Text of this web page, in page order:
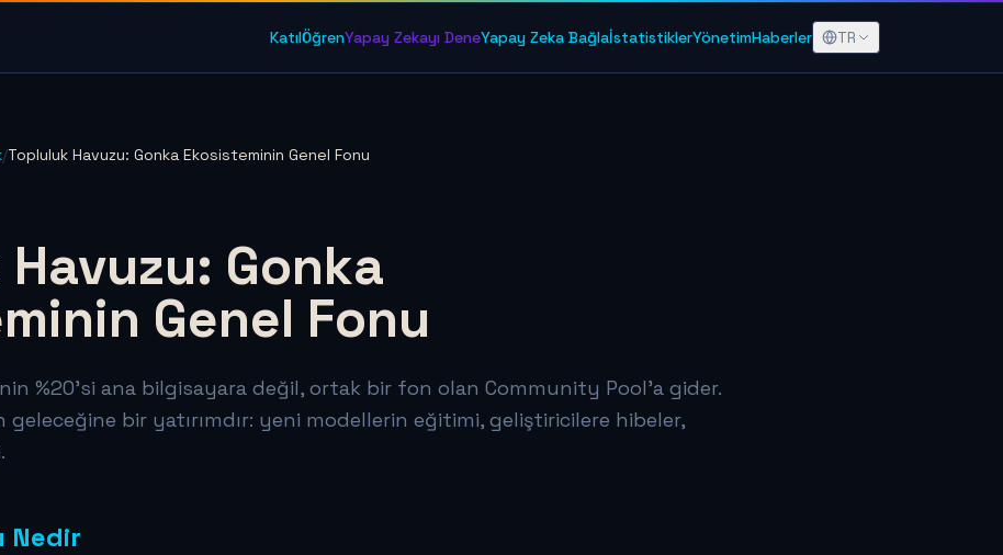
KatılÖğrenYapay Zekayı DeneYapay Zeka BağlaİstatistiklerYönetimHaberler TR
/Topluluk Havuzu: Gonka Ekosisteminin Genel Fonu
Gonka
Genel Fonu
%20'si ana bilgisayara değil, ortak bir fon olan Community Pool'a gider.
geleceğine bir yatırımdır: yeni modellerin eğitimi, geliştiricilere hibeler,
Nedir